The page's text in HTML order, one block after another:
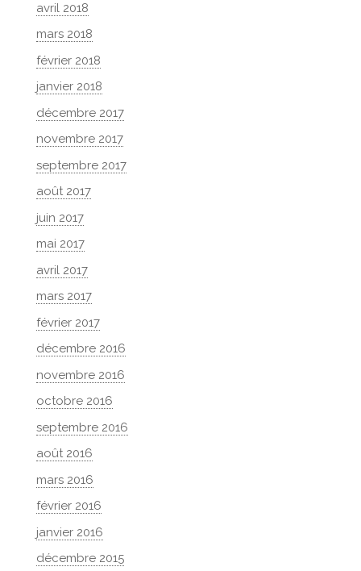
avril 2018
mars 2018
février 2018
janvier 2018
décembre 2017
novembre 2017
septembre 2017
août 2017
juin 2017
mai 2017
avril 2017
mars 2017
février 2017
décembre 2016
novembre 2016
octobre 2016
septembre 2016
août 2016
mars 2016
février 2016
janvier 2016
décembre 2015